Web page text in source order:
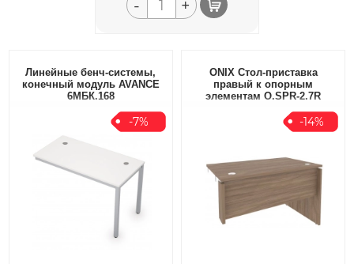
- +
Линейные бенч-системы,
конечный модуль AVANCE
6МБК.168
-7%
ONIX Стол-приставка
правый к опорным
элементам O.SPR-2.7R
-14%